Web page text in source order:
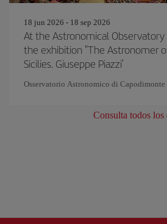
18 jun 2026 - 18 sep 2026
At the Astronomical
the exhibition "The Astronomer
Sicilies. Giuseppe Piazzi’
Osservatorio Astronomico di Capodimonte
Consulta todos los